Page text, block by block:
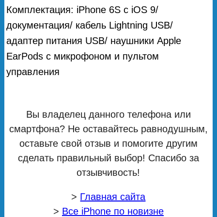
Комплектация: iPhone 6S с iOS 9/
документация/ кабель Lightning USB/
адаптер питания USB/ наушники Apple
EarPods с микрофоном и пультом
управления
Вы владелец данного телефона или
смартфона? Не оставайтесь равнодушным,
оставьте свой отзыв и помогите другим
сделать правильный выбор! Спасибо за
отзывчивость!
> Главная сайта
> Все iPhone по новизне